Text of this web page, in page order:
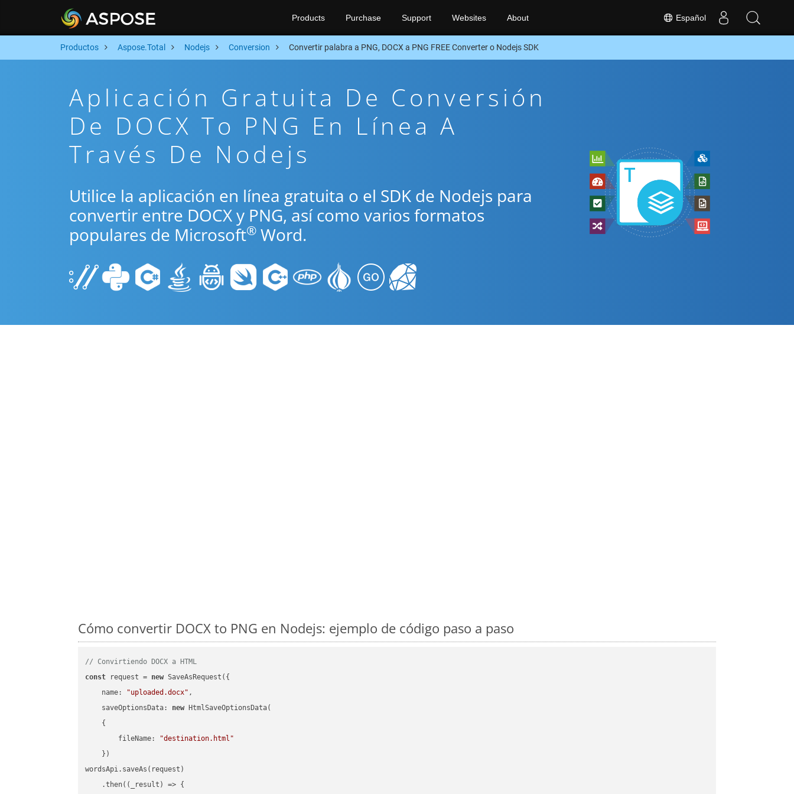
Español
Products Purchase Support Websites About
Productos Aspose.Total Nodejs Conversion Convertir palabra a PNG, DOCX a PNG FREE Converter o Nodejs SDK
Aplicación Gratuita De Conversión
De DOCX To PNG En Línea A
Través De Nodejs
Utilice la aplicación en línea gratuita o el SDK de Nodejs para
convertir entre DOCX y PNG, así como varios formatos
populares de Microsoft® Word.
Cómo convertir DOCX to PNG en Nodejs: ejemplo de código paso a paso
// Convirtiendo DOCX a HTML
const request = new SaveAsRequest({
name: "uploaded.docx" ,
saveOptionsData: new HtmlSaveOptionsData(
    {
fileName:
"destination.html"
    })
wordsApi.saveAs(request)
    .then(
( _result ) => {